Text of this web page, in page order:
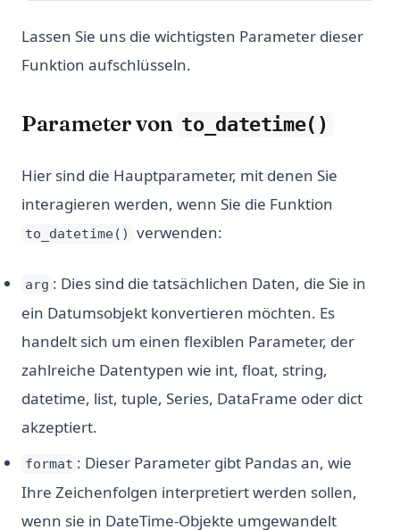
Lassen Sie uns die wichtigsten Parameter dieser
Funktion aufschlüsseln.
Parameter von to_datetime()
Hier sind die Hauptparameter, mit denen Sie
interagieren werden, wenn Sie die Funktion
to_datetime() verwenden:
arg : Dies sind die tatsächlichen Daten, die Sie in
ein Datumsobjekt konvertieren möchten. Es
handelt sich um einen flexiblen Parameter, der
zahlreiche Datentypen wie int, float, string,
datetime, list, tuple, Series, DataFrame oder dict
akzeptiert.
format : Dieser Parameter gibt Pandas an, wie
Ihre Zeichenfolgen interpretiert werden sollen,
wenn sie in DateTime-Objekte umgewandelt